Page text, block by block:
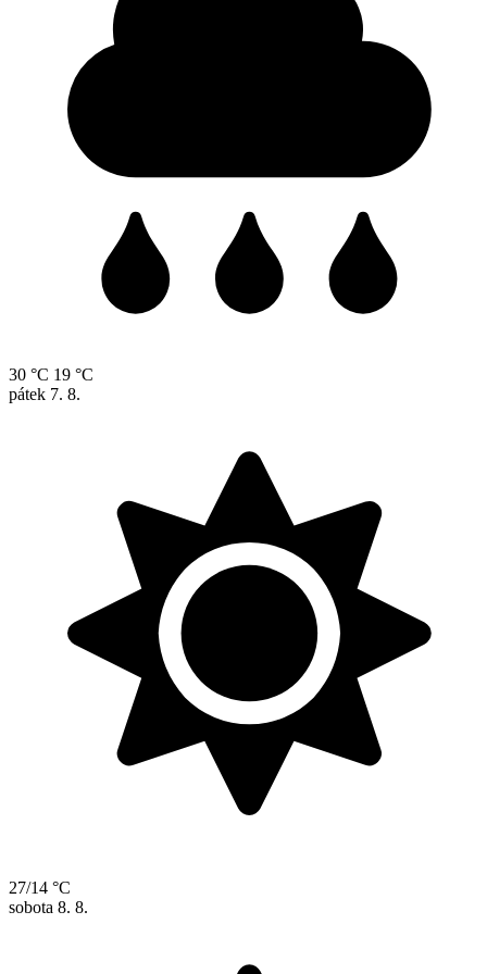
30 °C 19 °C
pátek 7. 8.
27/14 °C
sobota 8. 8.